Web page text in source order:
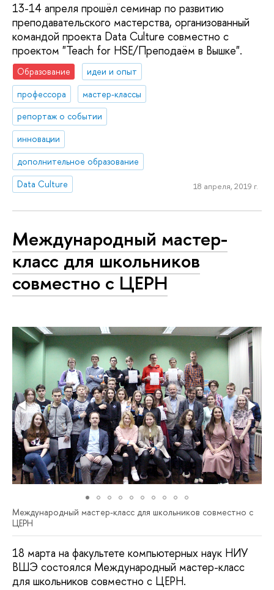
13-14 апреля прошёл семинар по развитию
преподавательского мастерства, организованный
командой проекта Data Culture совместно с
проектом "Teach for HSE/Преподаём в Вышке".
Образование
идеи и опыт
профессора
мастер-классы
репортаж о событии
инновации
дополнительное образование
Data Culture
18 апреля, 2019 г.
Международный мастер-
класс для школьников
совместно с ЦЕРН
Международный мастер-класс для школьников совместно с
ЦЕРН
18 марта на факультете компьютерных наук НИУ
ВШЭ состоялся Международный мастер-класс
для школьников совместно с ЦЕРН.